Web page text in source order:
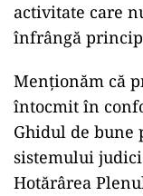
activitate care
înfrângă
Menționăm că
întocmit în
Ghidul de
sistemului
Hotărârea